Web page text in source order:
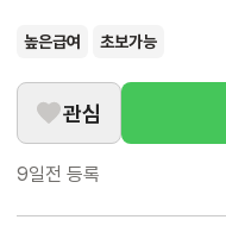
높은급여 초보가능
관심
9일전 등록